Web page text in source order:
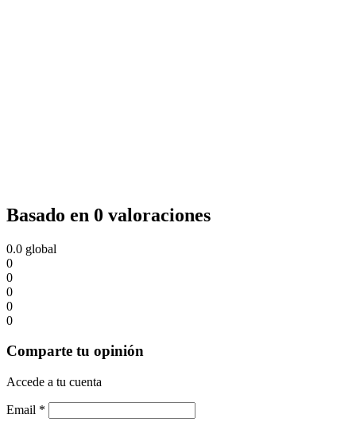
Basado en 0 valoraciones
0.0 global
0
0
0
0
0
Comparte tu opinión
Accede a tu cuenta
Email *